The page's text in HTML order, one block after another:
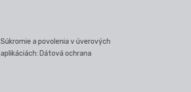
Súkromie a povolenia v úverových
aplikáciách: Dátová ochrana